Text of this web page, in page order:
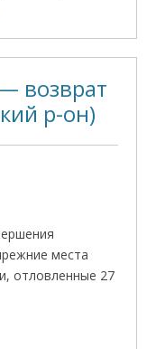
возврат
р-он)
места
отловленные 27